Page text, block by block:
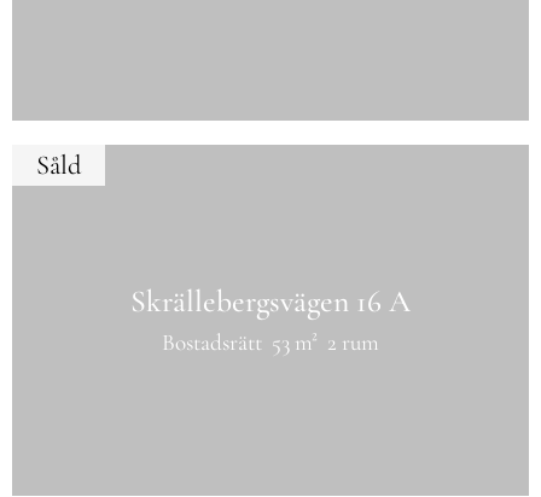
Skrällebergsvägen 16 A
Bostadsrätt 53 m² 2 rum
Såld